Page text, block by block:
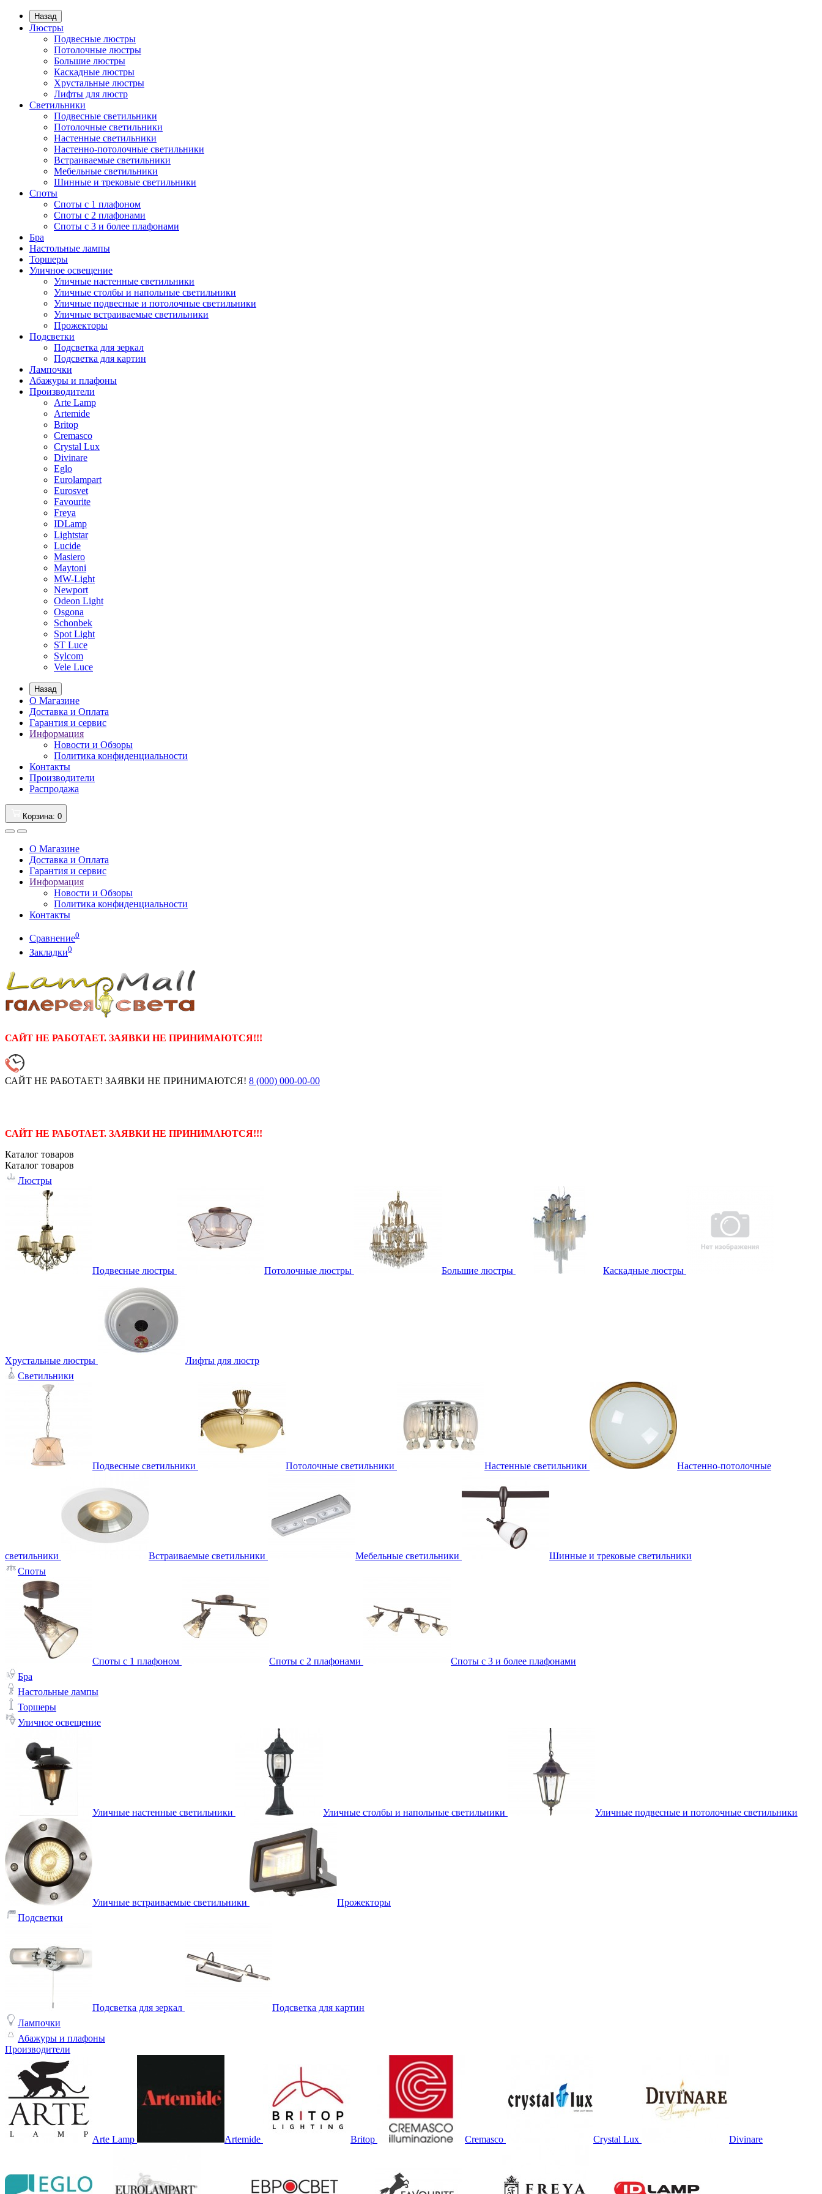
Назад
Люстры
Подвесные люстры
Потолочные люстры
Большие люстры
Каскадные люстры
Хрустальные люстры
Лифты для люстр
Светильники
Подвесные светильники
Потолочные светильники
Настенные светильники
Настенно-потолочные светильники
Встраиваемые светильники
Мебельные светильники
Шинные и трековые светильники
Споты
Споты с 1 плафоном
Споты с 2 плафонами
Споты с 3 и более плафонами
Бра
Настольные лампы
Торшеры
Уличное освещение
Уличные настенные светильники
Уличные столбы и напольные светильники
Уличные подвесные и потолочные светильники
Уличные встраиваемые светильники
Прожекторы
Подсветки
Подсветка для зеркал
Подсветка для картин
Лампочки
Абажуры и плафоны
Производители
Arte Lamp
Artemide
Britop
Cremasco
Crystal Lux
Divinare
Eglo
Eurolampart
Eurosvet
Favourite
Freya
IDLamp
Lightstar
Lucide
Masiero
Maytoni
MW-Light
Newport
Odeon Light
Osgona
Schonbek
Spot Light
ST Luce
Sylcom
Vele Luce
Назад
О Магазине
Доставка и Оплата
Гарантия и сервис
Информация
Новости и Обзоры
Политика конфиденциальности
Контакты
Производители
Распродажа
Корзина: 0
О Магазине
Доставка и Оплата
Гарантия и сервис
Информация
Новости и Обзоры
Политика конфиденциальности
Контакты
Сравнение0
Закладки0
САЙТ НЕ РАБОТАЕТ. ЗАЯВКИ НЕ ПРИНИМАЮТСЯ!!!
САЙТ НЕ РАБОТАЕТ! ЗАЯВКИ НЕ ПРИНИМАЮТСЯ! 8 (000) 000-00-00
САЙТ НЕ РАБОТАЕТ. ЗАЯВКИ НЕ ПРИНИМАЮТСЯ!!!
Каталог товаров
Каталог товаров
Люстры
Подвесные люстры Потолочные люстры Большие люстры Каскадные люстры
Хрустальные люстры
Лифты для люстр
Светильники
Подвесные светильники Потолочные светильники Настенные светильники Настенно-потолочные
светильники Встраиваемые светильники Мебельные светильники
Шинные и трековые светильники
Споты
Споты с 1 плафоном Споты с 2 плафонами
Споты с 3 и более плафонами
Бра
Настольные лампы
Торшеры
Уличное освещение
Уличные настенные светильники Уличные столбы и напольные светильники Уличные подвесные и потолочные светильники
Уличные встраиваемые светильники
Прожекторы
Подсветки
Подсветка для зеркал
Подсветка для картин
Лампочки
Абажуры и плафоны
Производители
Arte Lamp Artemide Britop Cremasco Crystal Lux Divinare